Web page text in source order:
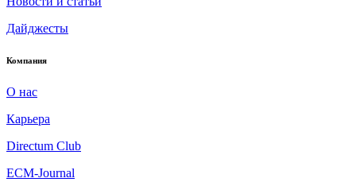
Дайджесты
Компания
О нас
Карьера
Directum Club
ECM-Journal